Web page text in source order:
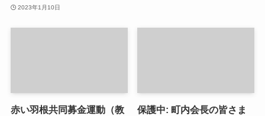
2023年1月10日
赤い羽根共同募金運動（教
保護中: 町内会長の皆さま